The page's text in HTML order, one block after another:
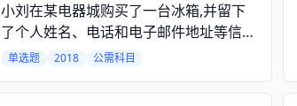
小刘在某电器城购买了一台冰箱,并留下
了个人姓名、电话和电子邮件地址等信
息,第二天他收到了一封来自电器城提示
缴纳中奖税款后并没有得到中奖奖金,再
单选题 2018 公需科目